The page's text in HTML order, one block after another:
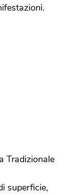
Tradizionale
superficie,